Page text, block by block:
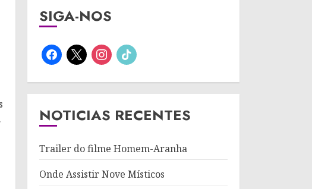
SIGA-NOS
facebook
x instagram
tiktok
NOTICIAS RECENTES
Trailer do filme Homem-Aranha
Onde Assistir Nove Místicos